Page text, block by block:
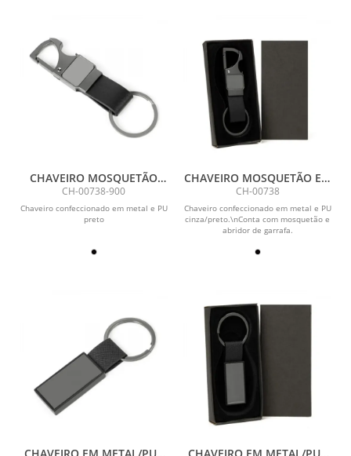
CHAVEIRO MOSQUETÃO
CINZA EM METAL/PU
CH-00738-900
Chaveiro confeccionado em metal e PU
preto
CHAVEIRO MOSQUETÃO EM
METAL/PU - CINZA/PRETO
CH-00738
Chaveiro confeccionado em metal e PU
cinza/preto.\nConta com mosquetão e
abridor de garrafa.
CHAVEIRO EM METAL/PU - CHAVEIRO EM METAL/PU -